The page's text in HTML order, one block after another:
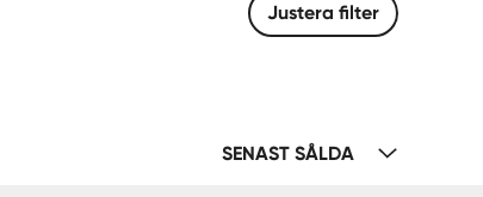
Justera filter
SENAST SÅLDA